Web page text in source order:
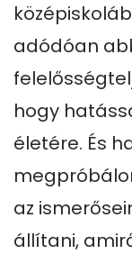
adódóan
hogy
életére. És
az
állítani,